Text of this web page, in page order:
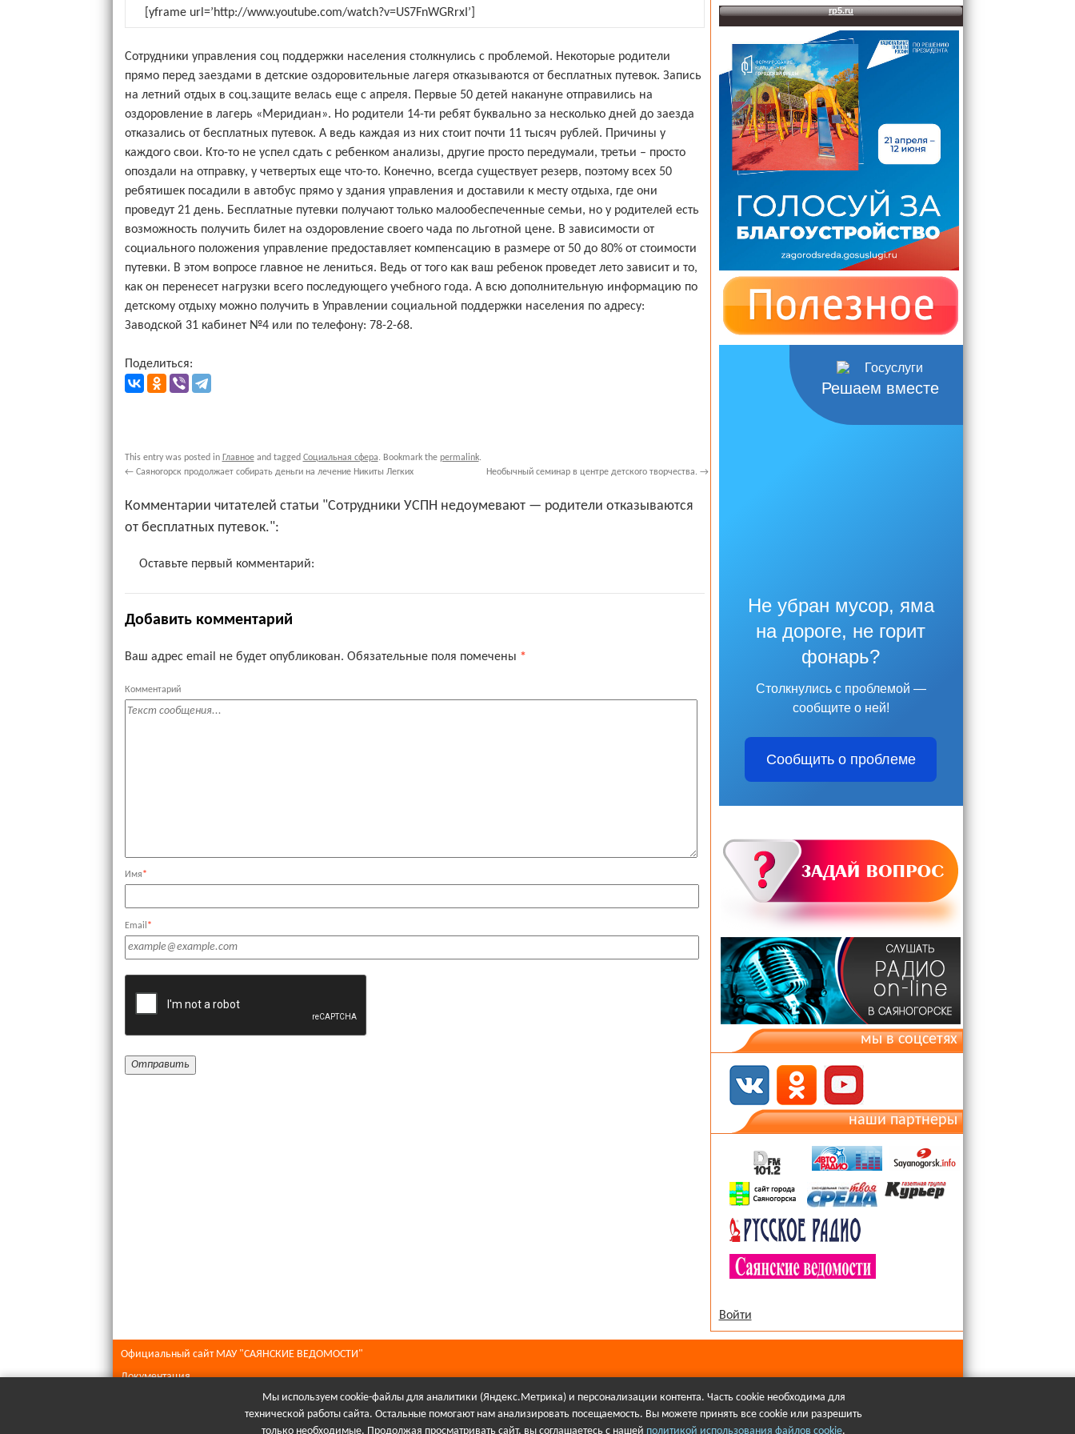
[yframe url=’http://www.youtube.com/watch?v=US7FnWGRrxI’]
Сотрудники управления соц поддержки населения столкнулись с проблемой. Некоторые родители
прямо перед заездами в детские оздоровительные лагеря отказываются от бесплатных путевок. Запись
на летний отдых в соц.защите велась еще с апреля. Первые 50 детей накануне отправились на
оздоровление в лагерь «Меридиан». Но родители 14-ти ребят буквально за несколько дней до заезда
отказались от бесплатных путевок. А ведь каждая из них стоит почти 11 тысяч рублей. Причины у
каждого свои. Кто-то не успел сдать с ребенком анализы, другие просто передумали, третьи – просто
опоздали на отправку, у четвертых еще что-то. Конечно, всегда существует резерв, поэтому всех 50
ребятишек посадили в автобус прямо у здания управления и доставили к месту отдыха, где они
проведут 21 день. Бесплатные путевки получают только малообеспеченные семьи, но у родителей есть
возможность получить билет на оздоровление своего чада по льготной цене. В зависимости от
социального положения управление предоставляет компенсацию в размере от 50 до 80% от стоимости
путевки. В этом вопросе главное не лениться. Ведь от того как ваш ребенок проведет лето зависит и то,
как он перенесет нагрузки всего последующего учебного года. А всю дополнительную информацию по
детскому отдыху можно получить в Управлении социальной поддержки населения по адресу:
Заводской 31 кабинет №4 или по телефону: 78-2-68.
Поделиться:
This entry was posted in Главноеand tagged Социальная сфера. Bookmark the permalink.
←Саяногорск продолжает собирать деньги на лечение Никиты Легких Необычный семинар в центре детского творчества. →
Комментарии читателей статьи "Сотрудники УСПН недоумевают — родители отказываются
от бесплатных путевок.":
Оставьте первый комментарий:
Добавить комментарий
Ваш адрес email не будет опубликован. Обязательные поля помечены *
Комментарий
Имя*
Email *
Решаем вместе
Не убран мусор, яма
на дороге, не горит
фонарь?
Столкнулись с проблемой —
сообщите о ней!
Сообщить о проблеме
мы в соцсетях
наши партнеры
Войти
Официальный сайт МАУ "САЯНСКИЕ ВЕДОМОСТИ"
Документация
При полном или частичном использовании материалов в Интернете гиперссылка на сайт Первое городского телевидения обязательна.
Мы используем cookie-файлы для аналитики (Яндекс.Метрика) и персонализации контента. Часть cookie необходима для
технической работы сайта. Остальные помогают нам анализировать посещаемость. Вы можете принять все cookie или разрешить
только необходимые. Продолжая просматривать сайт, вы соглашаетесь с нашей политикой использования файлов cookie.